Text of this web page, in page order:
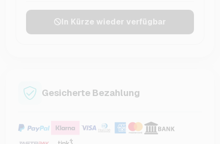
In Kürze wieder verfügbar
Gesicherte Bezahlung